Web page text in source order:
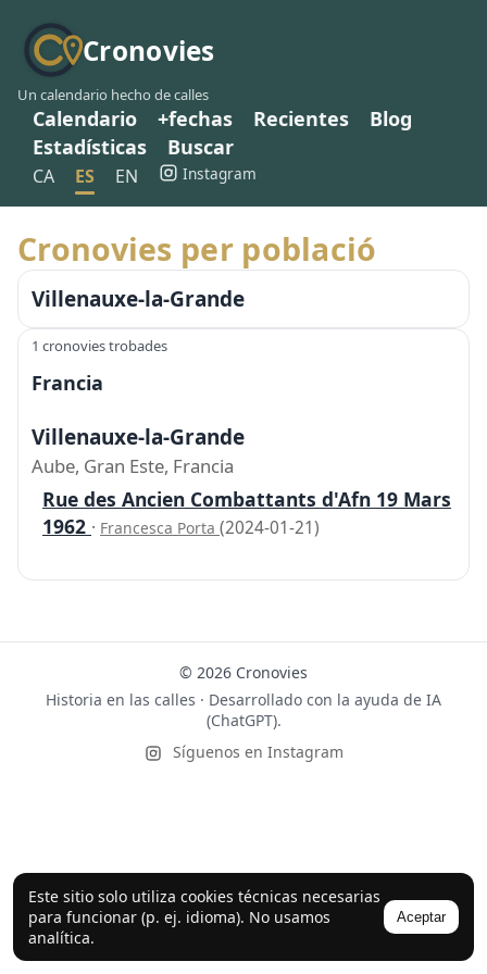
Cronovies
Un calendario hecho de calles
Calendario +fechas Recientes
Blog
Estadísticas
Buscar
CA ES EN Instagram
Este sitio solo utiliza cookies técnicas necesarias
para funcionar (p. ej. idioma). No usamos
analítica.
Aceptar
Cronovies per població
Villenauxe-la-Grande
1 cronovies trobades
Francia
Villenauxe-la-Grande
Aube, Gran Este, Francia
Rue des Ancien Combattants d'Afn 19 Mars
1962 · Francesca Porta (2024-01-21)
© 2026 Cronovies
Historia en las calles · Desarrollado con la ayuda de IA
(ChatGPT).
Síguenos en Instagram